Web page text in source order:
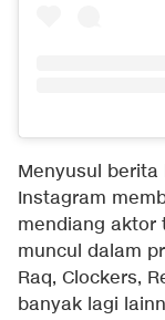
Menyusul berita
Instagram
mendiang aktor
muncul dalam
Raq, Clockers,
banyak lagi